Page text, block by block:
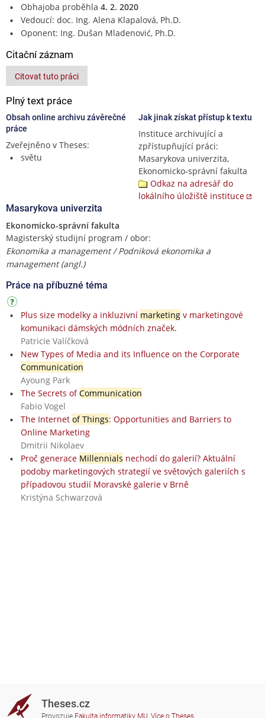
Obhajoba proběhla 4. 2. 2020
Vedoucí: doc. Ing. Alena Klapalová, Ph.D.
Oponent: Ing. Dušan Mladenović, Ph.D.
Citační záznam
Citovat tuto práci
Plný text práce
Obsah online archivu závěrečné
práce
Zveřejněno v Theses:
světu
Jak jinak získat přístup k textu
Instituce archivující a
zpřístupňující práci:
Masarykova univerzita,
Ekonomicko-správní fakulta
Odkaz na adresář do
lokálního úložiště instituce
Masarykova univerzita
Ekonomicko-správní fakulta
Magisterský studijní program / obor:
Ekonomika a management / Podniková ekonomika a
management (angl.)
Práce na příbuzné téma
Plus size modelky a inkluzivní marketingv marketingové
komunikaci dámských módních značek.
Patricie Valíčková
New Types of Media and its Influence on the Corporate
Communication
Ayoung Park
The Secrets ofCommunication
Fabio Vogel
The Internet of Things: Opportunities and Barriers to
Online Marketing
Dmitrii Nikolaev
Proč generace Millennials nechodí do galerií? Aktuální
podoby marketingových strategií ve světových galeriích s
případovou studií Moravské galerie v Brně
Kristýna Schwarzová
Theses.cz